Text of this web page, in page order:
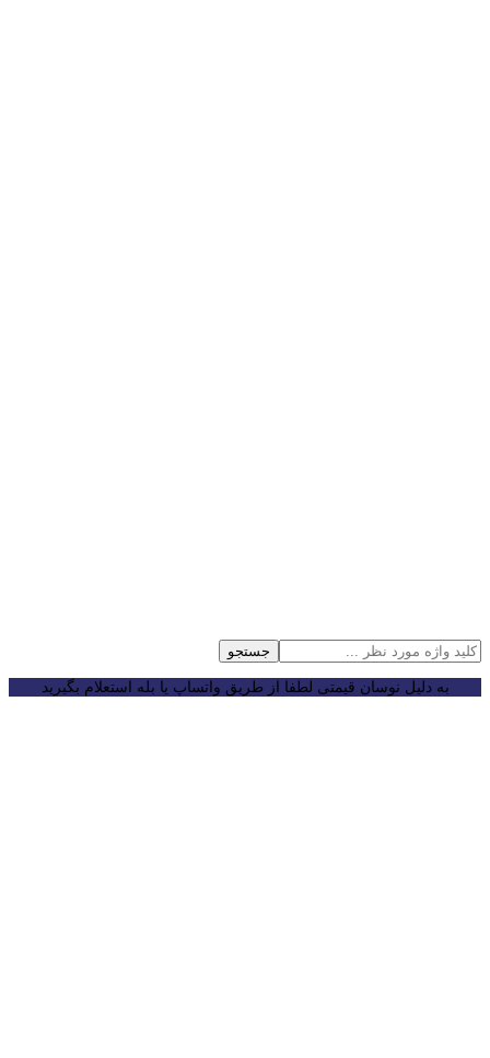
جستجو
به دلیل نوسان قیمتی لطفا از طریق واتساپ یا بله استعلام بگیرید